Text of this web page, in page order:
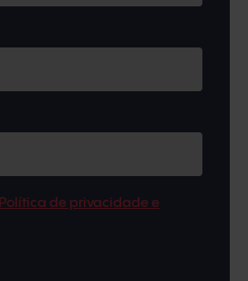
Política de privacidade e